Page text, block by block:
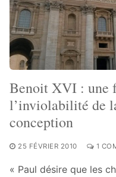
Benoit XVI : une
l’inviolabilité de
conception
25 FÉVRIER 2010 1
« Paul désire que les